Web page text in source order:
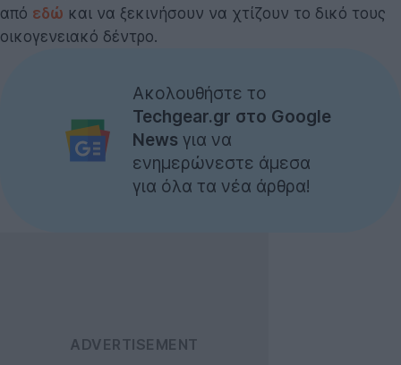
από εδώ και να ξεκινήσουν να χτίζουν το δικό τους
οικογενειακό δέντρο.
Ακολουθήστε το
Techgear.gr στο Google
News για να
ενημερώνεστε άμεσα
για όλα τα νέα άρθρα!